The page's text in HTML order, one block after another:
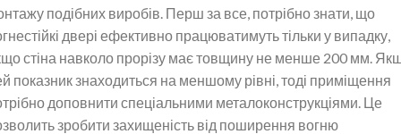
подібних виробів. Перш за все, потрібно знати, що
двері ефективно працюватимуть тільки у випадку,
стіна навколо прорізу має товщину не менше 200 мм.
показник знаходиться на меншому рівні, тоді приміщення
доповнити спеціальними металоконструкціями. Це
зробити захищеність від поширення вогню